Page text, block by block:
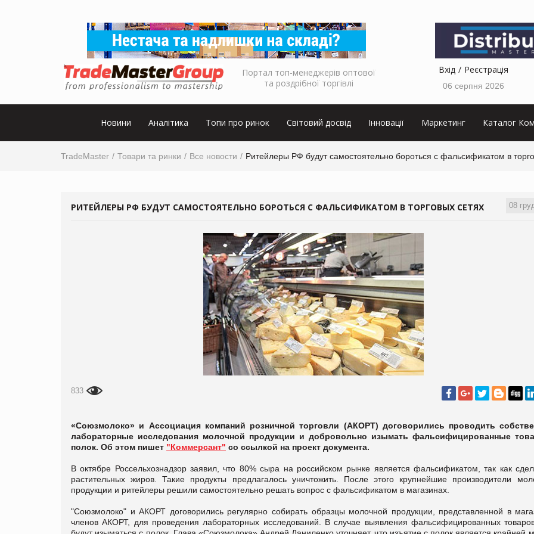
Портал топ-менеджерів оптової
та роздрібної торгівлі
Вхід Реєстрація
06 серпня 2026
Новини Аналітика Топи про ринок Світовий досвід Інновації Маркетинг Каталог
TradeMaster Товари та ринки Все новости Ритейлеры РФ будут самостоятельно бороться с фальсификатом в
08
РИТЕЙЛЕРЫ РФ БУДУТ САМОСТОЯТЕЛЬНО БОРОТЬСЯ С ФАЛЬСИФИКАТОМ В ТОРГОВЫХ СЕТЯХ
833
«Союзмолоко» и Ассоциация компаний розничной торговли (АКОРТ) договорились проводить
лабораторные исследования молочной продукции и добровольно изымать фальсифицированные
полок. Об этом пишет "Коммерсант" со ссылкой на проект документа.
В октябре Россельхознадзор заявил, что 80% сыра на российском рынке является фальсификатом, так как
растительных жиров. Такие продукты предлагалось уничтожить. После этого крупнейшие производители
продукции и ритейлеры решили самостоятельно решать вопрос с фальсификатом в магазинах.
"Союзмолоко" и АКОРТ договорились регулярно собирать образцы молочной продукции, представленной в
членов АКОРТ, для проведения лабораторных исследований. В случае выявления фальсифицированных